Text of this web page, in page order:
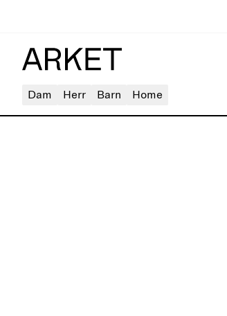
Dam Herr Barn Home